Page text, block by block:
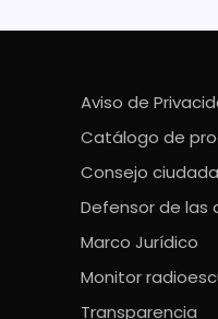
Aviso de
Catálogo de
Consejo
Defensor de las
Marco Jurídico
Monitor
Transparencia